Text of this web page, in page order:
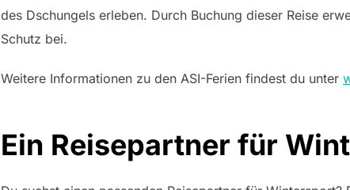
des Dschungels erleben. Durch Buchung dieser Reise
Schutz bei.
Weitere Informationen zu den ASI-Ferien findest du unter
Ein Reisepartner für